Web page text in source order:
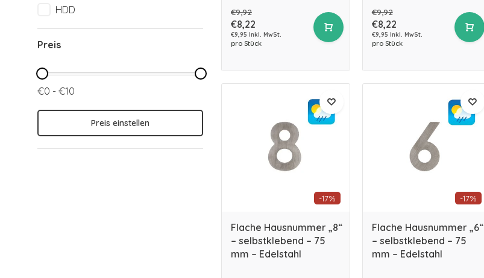
HDD
Preis
€0 - €10
Preis einstellen
€9,92
€8,22
€9,95 Inkl. MwSt.
pro Stück
€9,92
€8,22
€9,95 Inkl. MwSt.
pro Stück
-17%
Flache Hausnummer „8“
– selbstklebend – 75
mm – Edelstahl
-17%
Flache Hausnummer „6“
– selbstklebend – 75
mm – Edelstahl